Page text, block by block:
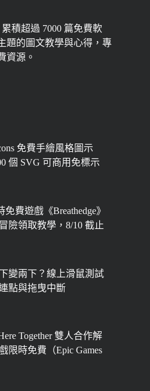
積超過 7000 篇免費軟
題的圖文教學與心得，專
資源。
免費手繪風格圖示
個 SVG 可商用免標示
免費遊戲《Breathedge》
險領取教學，8/10 截止
變兩下？線上滑鼠測試
點與拖曳中斷
Together 雙人合作解
限時免費（Epic Games